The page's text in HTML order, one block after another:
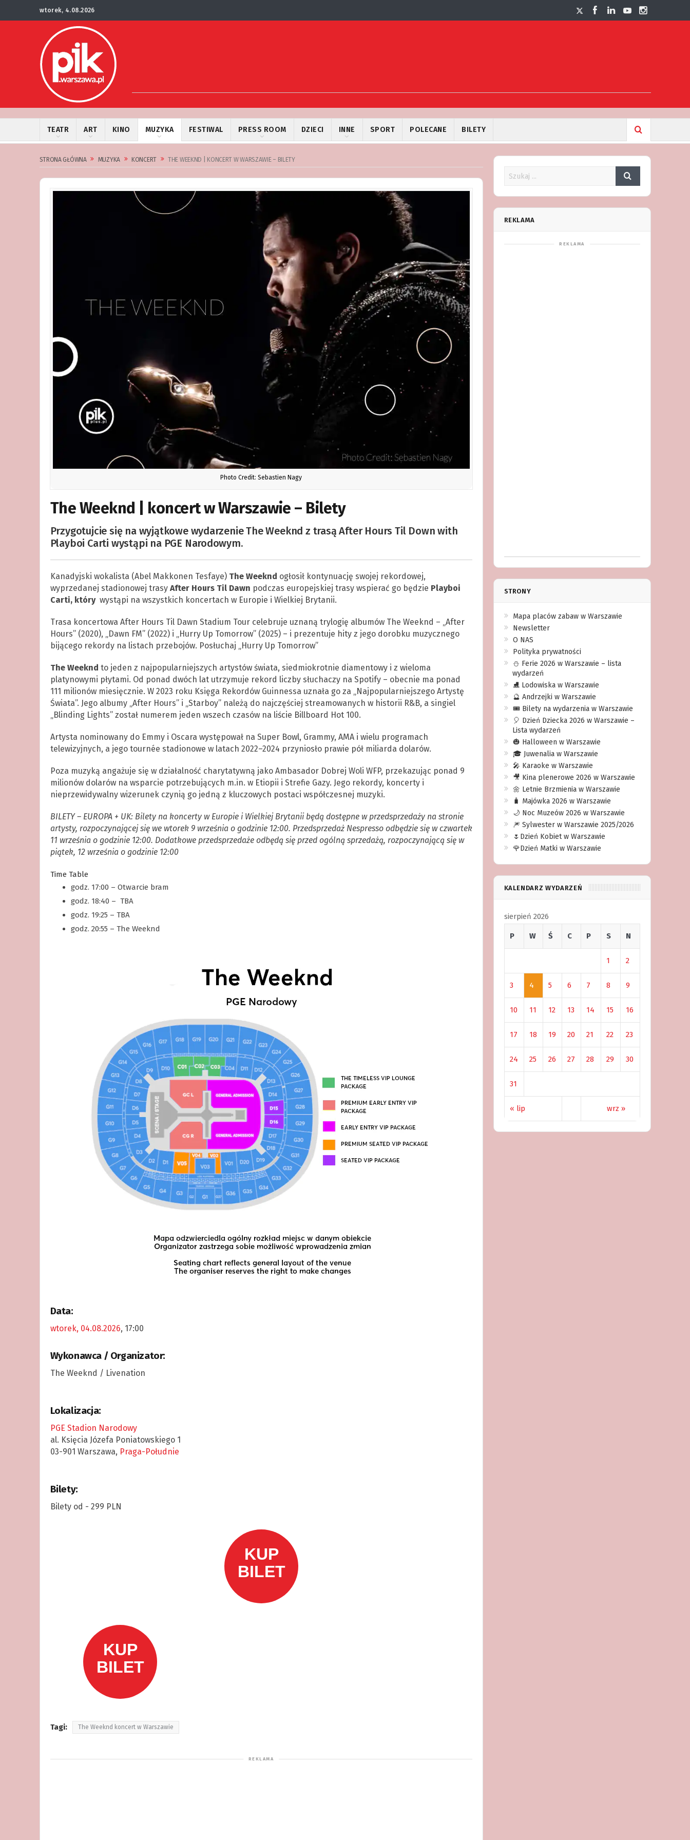
wtorek, 4.08.2026
TEATR ART KINO MUZYKA FESTIWAL PRESS ROOM DZIECI INNE SPORT POLECANE BILETY
STRONA GŁÓWNA MUZYKA KONCERT THE WEEKND | KONCERT W WARSZAWIE – BILETY
Photo Credit: Sebastien Nagy
The Weeknd | koncert w Warszawie – Bilety
Przygotujcie się na wyjątkowe wydarzenie The Weeknd z trasą After Hours Til Down with
Playboi Carti wystąpi na PGE Narodowym.
Kanadyjski wokalista (Abel Makkonen Tesfaye) The Weeknd ogłosił kontynuację swojej rekordowej,
wyprzedanej stadionowej trasy After Hours Til Dawn podczas europejskiej trasy wspierać go będzie Playboi
Carti, który wystąpi na wszystkich koncertach w Europie i Wielkiej Brytanii.
Trasa koncertowa After Hours Til Dawn Stadium Tour celebruje uznaną trylogię albumów The Weeknd – „After
Hours” (2020), „Dawn FM” (2022) i „Hurry Up Tomorrow” (2025) – i prezentuje hity z jego dorobku muzycznego
bijącego rekordy na listach przebojów. Posłuchaj „Hurry Up Tomorrow”
The Weeknd to jeden z najpopularniejszych artystów świata, siedmiokrotnie diamentowy i z wieloma
platynowymi płytami. Od ponad dwóch lat utrzymuje rekord liczby słuchaczy na Spotify – obecnie ma ponad
111 milionów miesięcznie. W 2023 roku Księga Rekordów Guinnessa uznała go za „Najpopularniejszego Artystę
Świata”. Jego albumy „After Hours” i „Starboy” należą do najczęściej streamowanych w historii R&B, a singiel
„Blinding Lights” został numerem jeden wszech czasów na liście Billboard Hot 100.
Artysta nominowany do Emmy i Oscara występował na Super Bowl, Grammy, AMA i wielu programach
telewizyjnych, a jego tournée stadionowe w latach 2022–2024 przyniosło prawie pół miliarda dolarów.
Poza muzyką angażuje się w działalność charytatywną jako Ambasador Dobrej Woli WFP, przekazując ponad 9
milionów dolarów na wsparcie potrzebujących m.in. w Etiopii i Strefie Gazy. Jego rekordy, koncerty i
nieprzewidywalny wizerunek czynią go jedną z kluczowych postaci współczesnej muzyki.
BILETY – EUROPA + UK: Bilety na koncerty w Europie i Wielkiej Brytanii będą dostępne w przedsprzedaży na stronie
artysty, rozpoczynającej się we wtorek 9 września o godzinie 12:00. Przedsprzedaż Nespresso odbędzie się w czwartek
11 września o godzinie 12:00. Dodatkowe przedsprzedaże odbędą się przed ogólną sprzedażą, rozpoczynającą się w
piątek, 12 września o godzinie 12:00
Time Table
godz. 17:00 – Otwarcie bram
godz. 18:40 – TBA
godz. 19:25 – TBA
godz. 20:55 – The Weeknd
Data:
wtorek, 04.08.2026, 17:00
Wykonawca / Organizator:
The Weeknd / Livenation
Lokalizacja:
PGE Stadion Narodowy
al. Księcia Józefa Poniatowskiego 1
03-901 Warszawa, Praga-Południe
Bilety:
Bilety od - 299 PLN
Tagi: The Weeknd koncert w Warszawie
REKLAMA
STRONY
Mapa placów zabaw w Warszawie
Newsletter
O NAS
Polityka prywatności
⛄️ Ferie 2026 w Warszawie – lista
wydarzeń
⛸ Lodowiska w Warszawie
🔮 Andrzejki w Warszawie
🎟️ Bilety na wydarzenia w Warszawie
🎈 Dzień Dziecka 2026 w Warszawie –
Lista wydarzeń
🎃 Halloween w Warszawie
🎓 Juwenalia w Warszawie
🎤 Karaoke w Warszawie
🎥 Kina plenerowe 2026 w Warszawie
🌼 Letnie Brzmienia w Warszawie
🧳 Majówka 2026 w Warszawie
🌙 Noc Muzeów 2026 w Warszawie
🎆 Sylwester w Warszawie 2025/2026
🌷Dzień Kobiet w Warszawie
🌹Dzień Matki w Warszawie
KALENDARZ WYDARZEŃ
sierpień 2026
P W Ś C P S N
« lip wrz »
1 2
3 4 5 6 7 8 9
10 11 12 13 14 15 16
17 18 19 20 21 22 23
24 25 26 27 28 29 30
31